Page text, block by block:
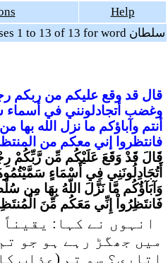
Help
Showing verses 1 to 13 of 13 for word سلطان
قال قد وقع عليكم من ربكم
وغضب أتجادلونني في أسماء
أنتم وآباؤكم ما نزل الله بها من
فانتظروا
إني معكم من
قَالَ قَدْ وَقَعَ عَلَيْكُم مِّن
أَتُجَادِلُونَنِي فِي أَسْمَاءٍ
وَآبَآؤُكُم مَّا نَزَّلَ اللّهُ بِهَا مِن
فَانتَظِرُواْ إِنِّي مَعَكُم مِّنَ
انہوں نے کہا:
میں جھگڑ رہے ہو جو
اتاری؟ سو تم (عذاب